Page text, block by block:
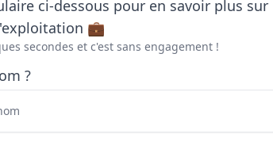
ci-dessous pour en savoir plus sur
💼
secondes et c'est sans engagement !
?